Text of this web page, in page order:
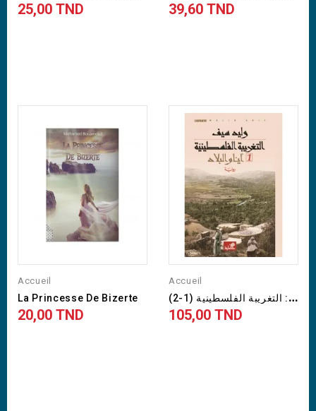
Prix
25,00 TND Prix
39,60 TND
Accueil
La Princesse De Bizerte
Prix
20,00 TND
Accueil
ا
لتغريبة الفلسطينية (1-2) :...
Prix
105,00 TND